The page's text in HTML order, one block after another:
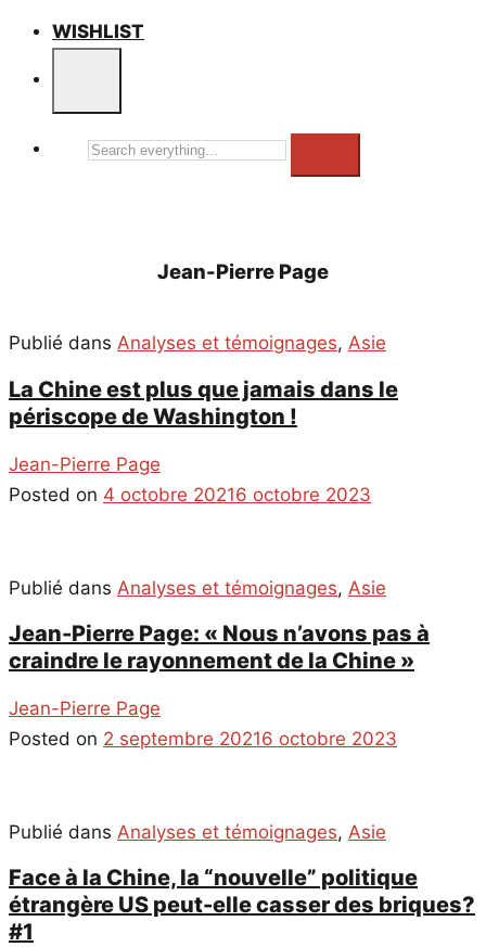
WISHLIST
Search
Jean-Pierre Page
Publié dans Analyses et témoignages, Asie
La Chine est plus que jamais dans le
périscope de Washington !
Jean-Pierre Page
Posted on 4 octobre 20216 octobre 2023
Publié dans Analyses et témoignages, Asie
Jean-Pierre Page: « Nous n’avons pas à
craindre le rayonnement de la Chine »
Jean-Pierre Page
Posted on 2 septembre 20216 octobre 2023
Publié dans Analyses et témoignages, Asie
Face à la Chine, la “nouvelle” politique
étrangère US peut-elle casser des briques?
#1